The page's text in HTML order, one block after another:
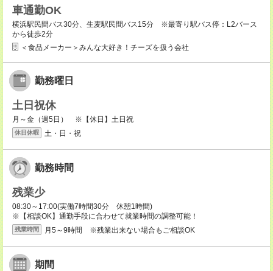
車通勤OK
横浜駅民間バス30分、生麦駅民間バス15分 ※最寄り駅バス停：L2バース
から徒歩2分
＜食品メーカー＞みんな大好き！チーズを扱う会社
勤務曜日
土日祝休
月～金（週5日） ※【休日】土日祝
休日休暇 土・日・祝
勤務時間
残業少
08:30～17:00(実働7時間30分 休憩1時間)
※【相談OK】通勤手段に合わせて就業時間の調整可能！
残業時間 月5～9時間 ※残業出来ない場合もご相談OK
期間